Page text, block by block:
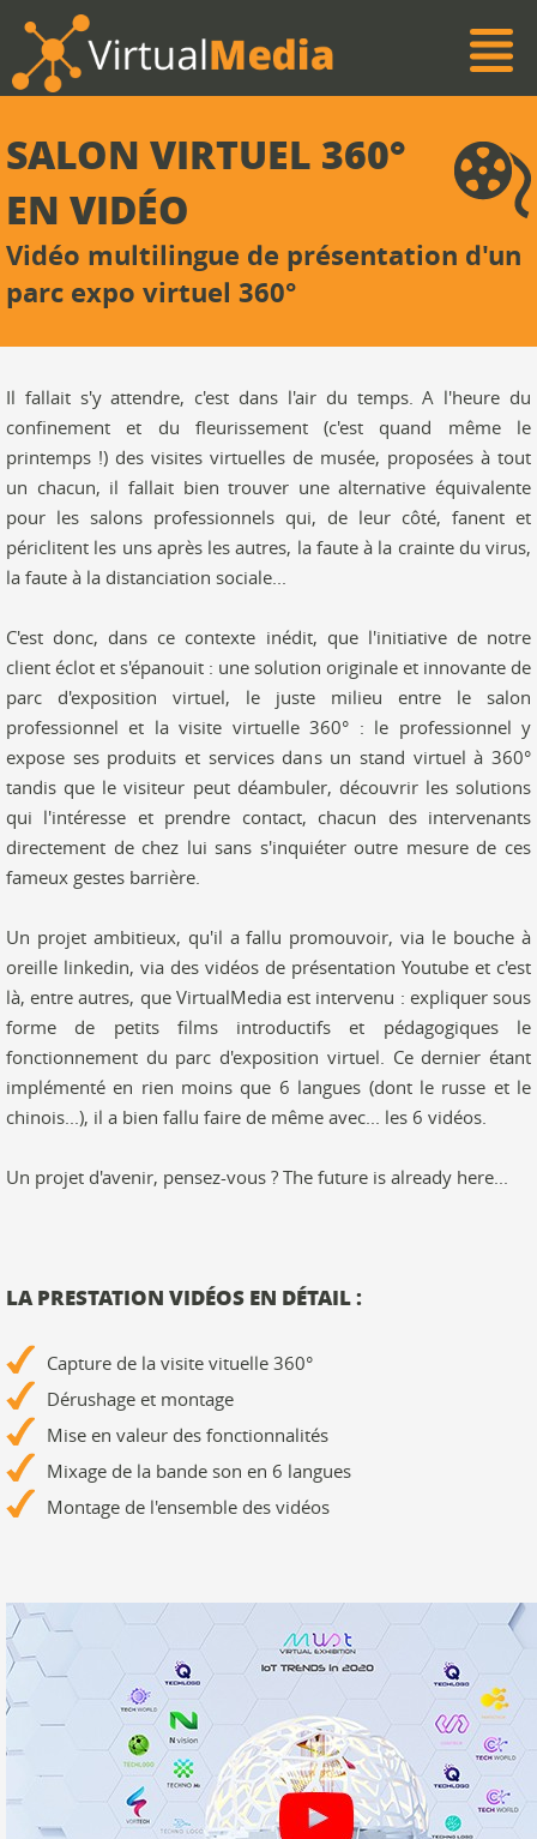
SALON VIRTUEL 360°
EN VIDÉO
Vidéo multilingue de présentation d'un
parc expo virtuel 360°
Il fallait s'y attendre, c'est dans l'air du temps. A l'heure du
confinement et du fleurissement (c'est quand même le
printemps !) des visites virtuelles de musée, proposées à tout
un chacun, il fallait bien trouver une alternative équivalente
pour les salons professionnels qui, de leur côté, fanent et
périclitent les uns après les autres, la faute à la crainte du virus,
la faute à la distanciation sociale...
C'est donc, dans ce contexte inédit, que l'initiative de notre
client éclot et s'épanouit : une solution originale et innovante de
parc d'exposition virtuel, le juste milieu entre le salon
professionnel et la visite virtuelle 360° : le professionnel y
expose ses produits et services dans un stand virtuel à 360°
tandis que le visiteur peut déambuler, découvrir les solutions
qui l'intéresse et prendre contact, chacun des intervenants
directement de chez lui sans s'inquiéter outre mesure de ces
fameux gestes barrière.
Un projet ambitieux, qu'il a fallu promouvoir, via le bouche à
oreille linkedin, via des vidéos de présentation Youtube et c'est
là, entre autres, que VirtualMedia est intervenu : expliquer sous
forme de petits films introductifs et pédagogiques le
fonctionnement du parc d'exposition virtuel. Ce dernier étant
implémenté en rien moins que 6 langues (dont le russe et le
chinois...), il a bien fallu faire de même avec... les 6 vidéos.
Un projet d'avenir, pensez-vous ? The future is already here...
LA PRESTATION VIDÉOS EN DÉTAIL :
Capture de la visite vituelle 360°
Dérushage et montage
Mise en valeur des fonctionnalités
Mixage de la bande son en 6 langues
Montage de l'ensemble des vidéos